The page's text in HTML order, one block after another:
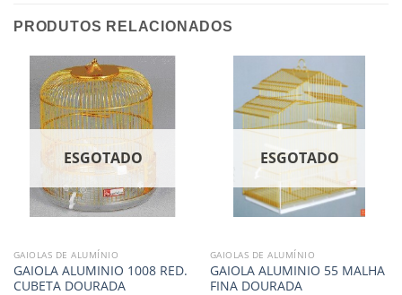
PRODUTOS RELACIONADOS
ESGOTADO
GAIOLAS DE ALUMÍNIO
GAIOLA ALUMINIO 1008 RED.
CUBETA DOURADA
ESGOTADO
GAIOLAS DE ALUMÍNIO
GAIOLA ALUMINIO 55 MALHA
FINA DOURADA